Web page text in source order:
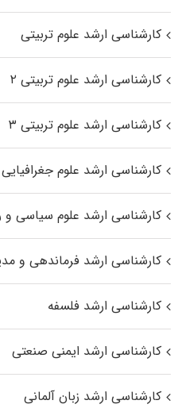
کارشناسی ارشد علوم تربیتی
کارشناسی ارشد علوم تربیتی ۲
کارشناسی ارشد علوم تربیتی ۳
کارشناسی ارشد علوم جغرافیایی
کارشناسی ارشد علوم سیاسی و
کارشناسی ارشد فرماندهی و
کارشناسی ارشد فلسفه
کارشناسی ارشد ایمنی صنعتی
کارشناسی ارشد زبان آلمانی